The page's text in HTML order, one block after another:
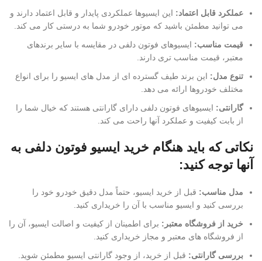
عملکرد قابل اعتماد: این ایسیوها عملکردی پایدار و قابل اعتماد دارند و
می توانید مطمئن باشید که موتور خودرو شما به درستی کار می کند.
قیمت مناسب: ایسیوهای فوتون دلفی در مقایسه با سایر برندهای
معتبر، قیمت مناسب تری دارند.
تنوع مدل: این برند طیف گسترده ای از مدل های ایسیو را برای انواع
مختلف خودروها ارائه می دهد.
گارانتی: ایسیوهای فوتون دلفی دارای گارانتی هستند که خیال شما را
از بابت کیفیت و عملکرد آنها راحت می کند.
نکاتی که باید هنگام خرید ایسیو فوتون دلفی به
آنها توجه کنید:
مدل مناسب: قبل از خرید ایسیو، حتماً مدل دقیق خودرو خود را
بررسی کنید و ایسیو مناسب با آن را خریداری کنید.
خرید از فروشگاه معتبر: برای اطمینان از کیفیت و اصالت ایسیو، آن را
از فروشگاه های معتبر و مجاز خریداری کنید.
بررسی گارانتی: قبل از خرید، از وجود گارانتی ایسیو مطمئن شوید.